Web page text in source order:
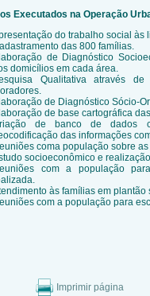
Executados na Operação
do trabalho social às
das 800 famílias.
de Diagnóstico
domicílios em cada área.
Qualitativa através
de Diagnóstico Sócio-
de base cartográfica
de banco de dados
das informações
coma população sobre
socioeconômico e
com a população
às famílias em plantão
com a população para
Imprimir página